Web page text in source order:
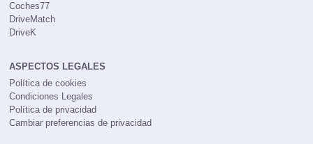
Coches77
DriveMatch
DriveK
ASPECTOS LEGALES
Política de cookies
Condiciones Legales
Política de privacidad
Cambiar preferencias de privacidad